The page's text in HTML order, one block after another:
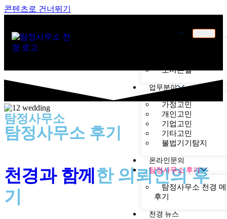
콘텐츠로 건너뛰기
오시는길
업무분야
가정고민
개인고민
기업고민
기타고민
불법기기탐지
온라인문의
탐정사무소 후기
탐정사무소 천경
후기
천경 뉴스
탐정사무소
탐정사무소 후기
천경과 함께 한 의뢰인의 후
기